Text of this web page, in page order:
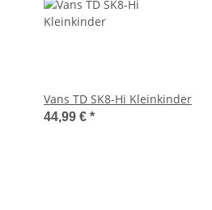
Vans TD SK8-Hi Kleinkinder
44,99 € *